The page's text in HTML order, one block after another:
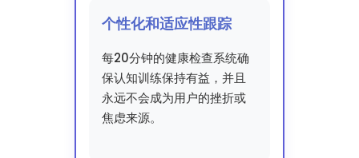
个性化和适应性跟踪
每20分钟的健康检查系统确
保认知训练保持有益，并且
永远不会成为用户的挫折或
焦虑来源。